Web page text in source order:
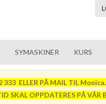
SYMASKINER KURS
333 ELLER PÅ MAIL TIL
SKAL OPPDATERES PÅ VÅR